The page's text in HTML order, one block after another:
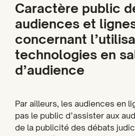
Caractère public
audiences et
concernant
technologies en
d’audience
Par ailleurs, les audiences en
pas le public d’assister aux
de la publicité des débats